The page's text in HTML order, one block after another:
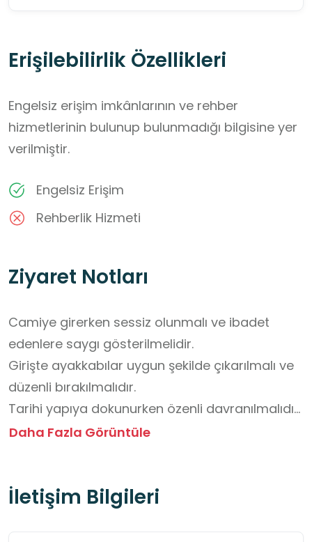
Erişilebilirlik Özellikleri
Engelsiz erişim imkânlarının ve rehber
hizmetlerinin bulunup bulunmadığı bilgisine yer
verilmiştir.
Engelsiz Erişim
Rehberlik Hizmeti
Ziyaret Notları
Camiye girerken sessiz olunmalı ve ibadet
edenlere saygı gösterilmelidir.
Girişte ayakkabılar uygun şekilde çıkarılmalı ve
düzenli bırakılmalıdır.
Tarihi yapıya dokunurken özenli davranılmalıdır.
Rehber veya öğretmen anlatımı dikkatle
ibadet edenler rahatsız edilmemelidir.
Daha Fazla Görüntüle
İletişim Bilgileri